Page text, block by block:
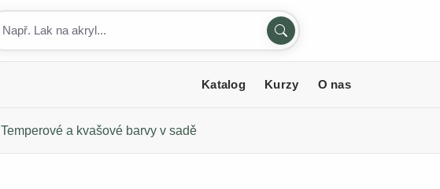
Katalog Kurzy O nas
Temperové a kvašové barvy v sadě